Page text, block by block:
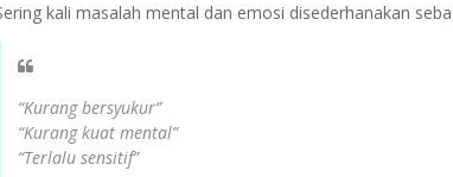
kali masalah mental dan emosi disederhanakan
“Kurang bersyukur”
“Kurang kuat mental”
“Terlalu sensitif”